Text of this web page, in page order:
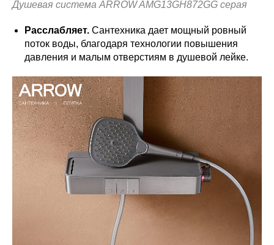
Душевая система ARROW AMG13GH872GG серая
Расслабляет. Сантехника дает мощный ровный
поток воды, благодаря технологии повышения
давления и малым отверстиям в душевой лейке.